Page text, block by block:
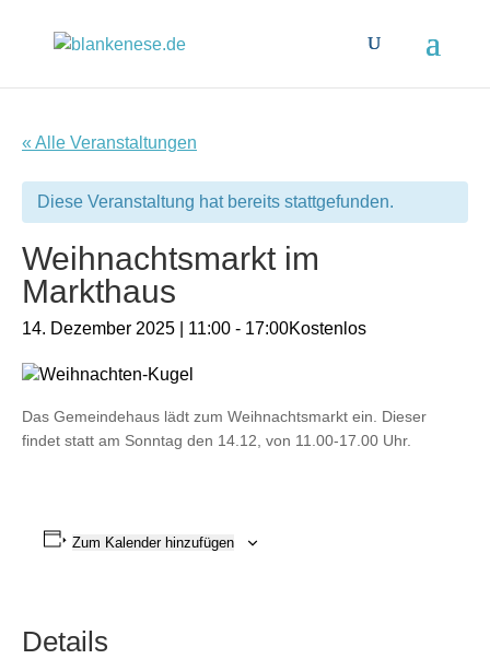
« Alle Veranstaltungen
Diese Veranstaltung hat bereits stattgefunden.
Weihnachtsmarkt im
Markthaus
14. Dezember 2025 | 11:00 - 17:00Kostenlos
Das Gemeindehaus lädt zum Weihnachtsmarkt ein. Dieser
findet statt am Sonntag den 14.12, von 11.00-17.00 Uhr.
Zum Kalender hinzufügen
Details